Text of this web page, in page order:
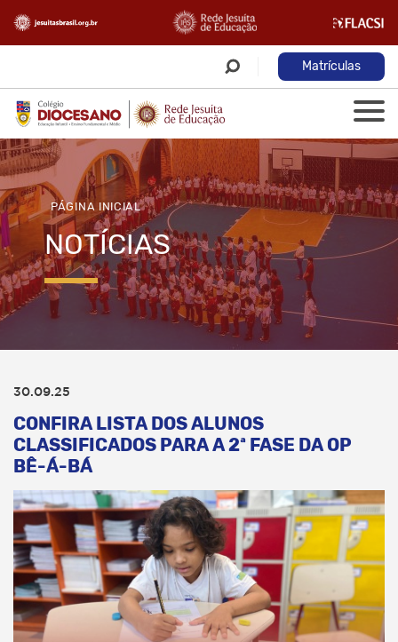
Matrículas
PÁGINA INICIAL
NOTÍCIAS
30.09.25
CONFIRA LISTA DOS ALUNOS
CLASSIFICADOS PARA A 2ª FASE DA OP
BÊ-Á-BÁ